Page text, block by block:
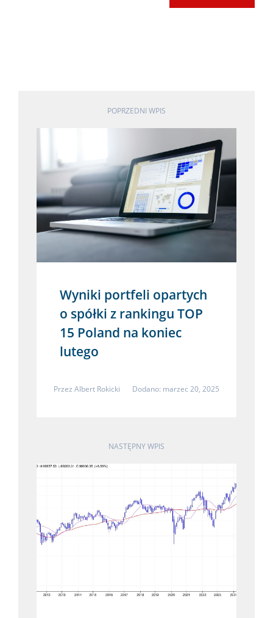
POPRZEDNI WPIS
Wyniki portfeli opartych
o spółki z rankingu TOP
15 Poland na koniec
lutego
Przez Albert Rokicki Dodano: marzec 20, 2025
NASTĘPNY WPIS